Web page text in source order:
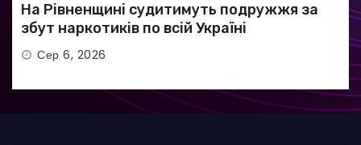
На Рівненщині судитимуть подружжя за
збут наркотиків по всій Україні
Сер 6, 2026